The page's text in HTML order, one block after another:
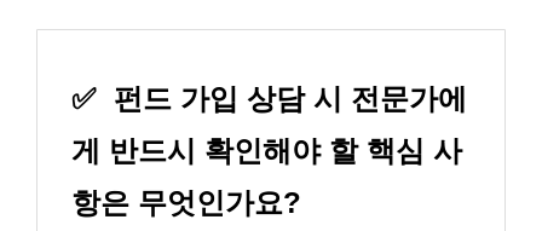
✅ 펀드 가입 상담 시 전문가에
게 반드시 확인해야 할 핵심 사
항은 무엇인가요?